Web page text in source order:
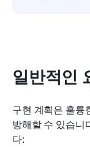
일반적인
구현 계획은 훌륭
방해할 수 있습니
다: